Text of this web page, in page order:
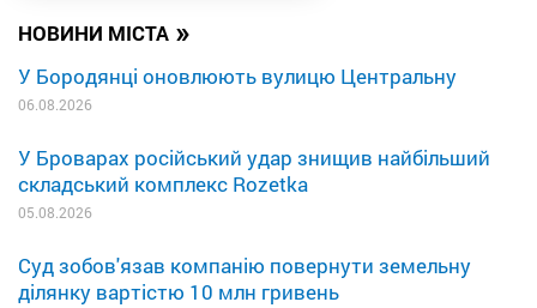
НОВИНИ МІСТА »
У Бородянці оновлюють вулицю Центральну
06.08.2026
У Броварах російський удар знищив найбільший
складський комплекс Rozetka
05.08.2026
Суд зобов'язав компанію повернути земельну
ділянку вартістю 10 млн гривень